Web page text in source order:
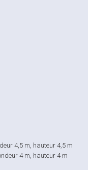
4,5 m, hauteur 4,5 m
4 m, hauteur 4 m